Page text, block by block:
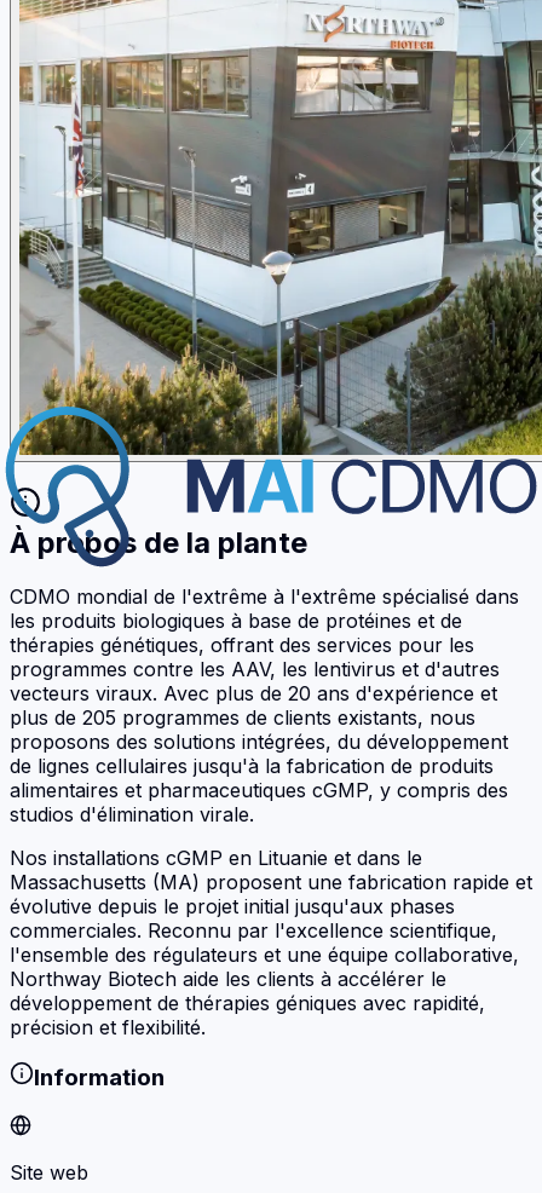
À propos de la plante
CDMO mondial de l'extrême à l'extrême spécialisé dans
les produits biologiques à base de protéines et de
thérapies génétiques, offrant des services pour les
programmes contre les AAV, les lentivirus et d'autres
vecteurs viraux. Avec plus de 20 ans d'expérience et
plus de 205 programmes de clients existants, nous
proposons des solutions intégrées, du développement
de lignes cellulaires jusqu'à la fabrication de produits
alimentaires et pharmaceutiques cGMP, y compris des
studios d'élimination virale.
Nos installations cGMP en Lituanie et dans le
Massachusetts (MA) proposent une fabrication rapide et
évolutive depuis le projet initial jusqu'aux phases
commerciales. Reconnu par l'excellence scientifique,
l'ensemble des régulateurs et une équipe collaborative,
Northway Biotech aide les clients à accélérer le
développement de thérapies géniques avec rapidité,
précision et flexibilité.
Information
Site web